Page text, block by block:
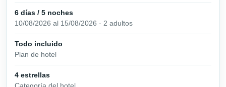
6 días / 5 noches
10/08/2026 al 15/08/2026 · 2 adultos
Todo incluido
Plan de hotel
4 estrellas